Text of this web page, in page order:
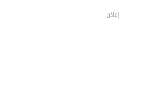
إعلان